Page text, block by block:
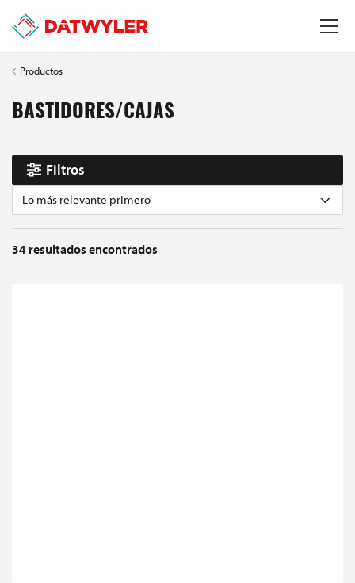
Productos
BASTIDORES/CAJAS
Filtros
Lo más relevante primero
34 resultados encontrados